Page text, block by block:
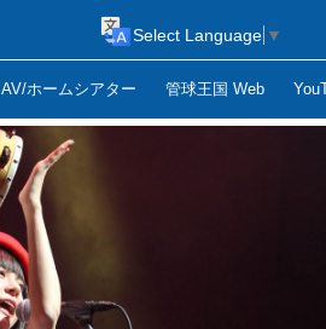
AV/ホームシアター 管球王国 Web
Select Language ▼